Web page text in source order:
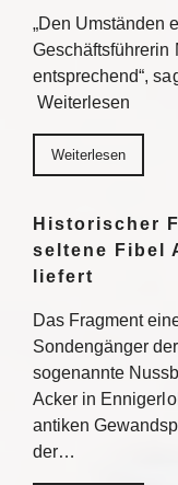
„Den Umständen
Geschäftsführerin
entsprechend“,
Weiterlesen
Weiterlesen
Historischer
seltene Fibel
liefert
Das Fragment
Sondengänger
sogenannte
Acker in
antiken
der…